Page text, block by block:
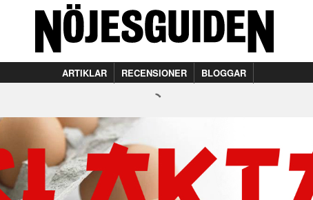
ARTIKLAR RECENSIONER BLOGGAR